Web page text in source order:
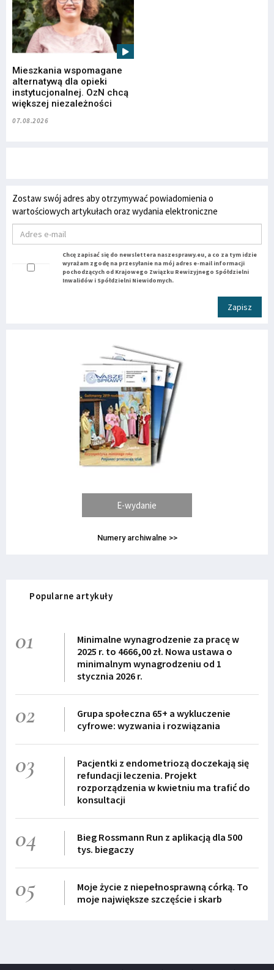
Mieszkania wspomagane
alternatywą dla opieki
instytucjonalnej. OzN chcą
większej niezależności
07.08.2026
Zostaw swój adres aby otrzymywać powiadomienia o
wartościowych artykułach oraz wydania elektroniczne
Chcę zapisać się do newslettera naszesprawy.eu, a co za tym idzie
wyrażam zgodę na przesyłanie na mój adres e-mail informacji
pochodzących od Krajowego Związku Rewizyjnego Spółdzielni
Inwalidów i Spółdzielni Niewidomych.
Zapisz
E-wydanie
Numery archiwalne >>
Popularne artykuły
01
Minimalne wynagrodzenie za pracę w
2025 r. to 4666,00 zł. Nowa ustawa o
minimalnym wynagrodzeniu od 1
stycznia 2026 r.
02
Grupa społeczna 65+ a wykluczenie
cyfrowe: wyzwania i rozwiązania
03
Pacjentki z endometriozą doczekają się
refundacji leczenia. Projekt
rozporządzenia w kwietniu ma trafić do
konsultacji
04
Bieg Rossmann Run z aplikacją dla 500
tys. biegaczy
05
Moje życie z niepełnosprawną córką. To
moje największe szczęście i skarb